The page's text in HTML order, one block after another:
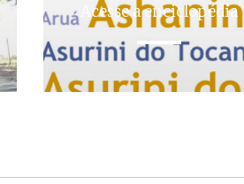
Acesse a enciclopédia